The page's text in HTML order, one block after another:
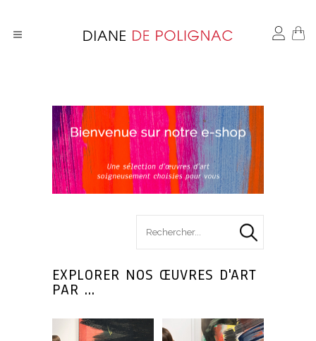
EXPLORER NOS ŒUVRES D'ART
PAR ...